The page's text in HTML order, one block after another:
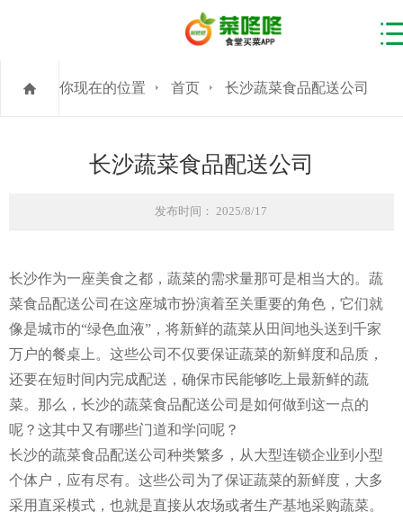
你现在的位置 首页 长沙蔬菜食品配送公司
长沙蔬菜食品配送公司
发布时间： 2025/8/17
长沙作为一座美食之都，蔬菜的需求量那可是相当大的。蔬
菜食品配送公司在这座城市扮演着至关重要的角色，它们就
像是城市的“绿色血液”，将新鲜的蔬菜从田间地头送到千家
万户的餐桌上。这些公司不仅要保证蔬菜的新鲜度和品质，
还要在短时间内完成配送，确保市民能够吃上最新鲜的蔬
菜。那么，长沙的蔬菜食品配送公司是如何做到这一点的
呢？这其中又有哪些门道和学问呢？
长沙的蔬菜食品配送公司种类繁多，从大型连锁企业到小型
个体户，应有尽有。这些公司为了保证蔬菜的新鲜度，大多
采用直采模式，也就是直接从农场或者生产基地采购蔬菜。